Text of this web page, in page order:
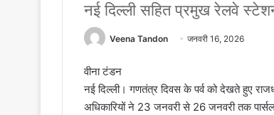
नई दिल्ली सहित प्रमुख रेलवे
Veena Tandon जनवरी 16, 2026
वीना टंडन
नई दिल्ली। गणतंत्र दिवस के पर्व को देखते हुए
अधिकारियों ने 23 जनवरी से 26 जनवरी तक पार्सल